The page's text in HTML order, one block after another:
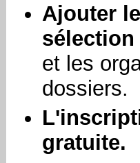
Ajouter
sélection
et les
dossiers.
gratuite.